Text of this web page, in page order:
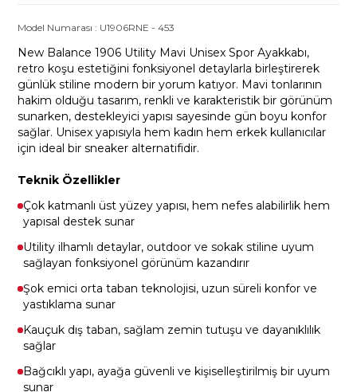
Model Numarası : U1906RNE -453
New Balance 1906 Utility Mavi Unisex Spor Ayakkabı,
retro koşu estetiğini fonksiyonel detaylarla birleştirerek
günlük stiline modern bir yorum katıyor. Mavi tonlarının
hakim olduğu tasarım, renkli ve karakteristik bir görünüm
sunarken, destekleyici yapısı sayesinde gün boyu konfor
sağlar. Unisex yapısıyla hem kadın hem erkek kullanıcılar
için ideal bir sneaker alternatifidir.
Teknik Özellikler
Çok katmanlı üst yüzey yapısı, hem nefes alabilirlik hem
yapısal destek sunar
Utility ilhamlı detaylar, outdoor ve sokak stiline uyum
sağlayan fonksiyonel görünüm kazandırır
Şok emici orta taban teknolojisi, uzun süreli konfor ve
yastıklama sunar
Kauçuk dış taban, sağlam zemin tutuşu ve dayanıklılık
sağlar
Bağcıklı yapı, ayağa güvenli ve kişiselleştirilmiş bir uyum
sunar